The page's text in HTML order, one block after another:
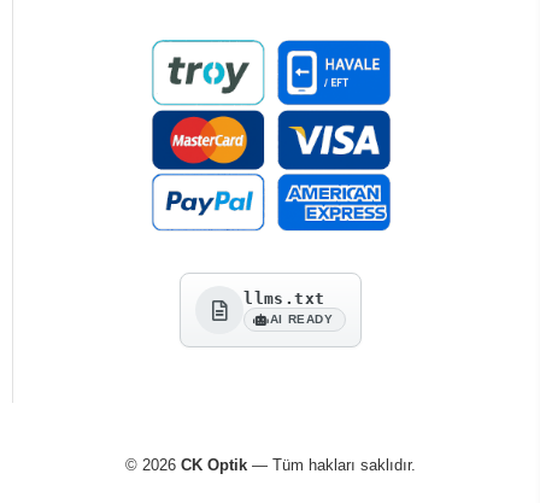
llms.txt
AI READY
© 2026 CK Optik— Tüm hakları saklıdır.